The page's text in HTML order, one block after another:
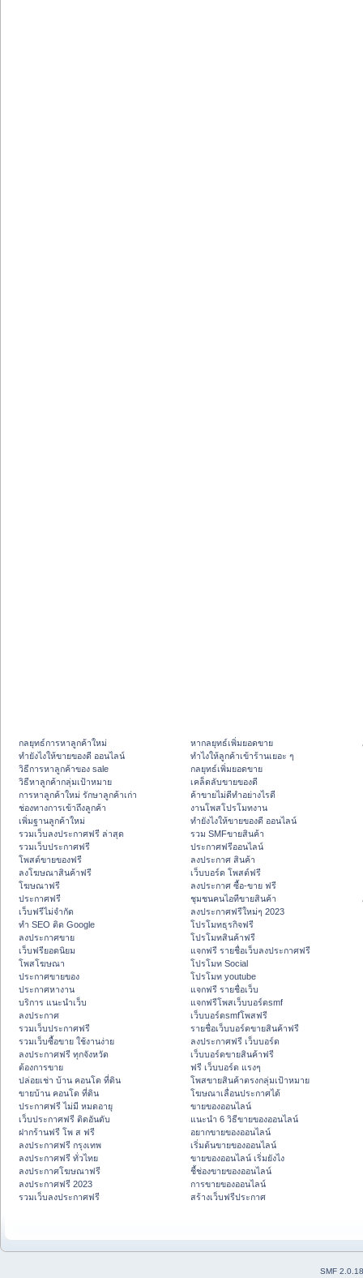
กลยุทธ์การหาลูกค้าใหม่
ทํายังไงให้ขายของดี ออนไลน์
วิธีการหาลูกค้าของ sale
วิธีหาลูกค้ากลุ่มเป้าหมาย
การหาลูกค้าใหม่ รักษาลูกค้าเก่า
ช่องทางการเข้าถึงลูกค้า
เพิ่มฐานลูกค้าใหม่
รวมเว็บลงประกาศฟรี ล่าสุด
รวมเว็บประกาศฟรี
โพสต์ขายของฟรี
ลงโฆษณาสินค้าฟรี
โฆษณาฟรี
ประกาศฟรี
เว็บฟรีไม่จำกัด
ทำ SEO ติด Google
ลงประกาศขาย
เว็บฟรียอดนิยม
โพสโฆษณา
ประกาศขายของ
ประกาศหางาน
บริการ แนะนำเว็บ
ลงประกาศ
รวมเว็บประกาศฟรี
รวมเว็บซื้อขาย ใช้งานง่าย
ลงประกาศฟรี ทุกจังหวัด
ต้องการขาย
ปล่อยเช่า บ้าน คอนโด ที่ดิน
ขายบ้าน คอนโด ที่ดิน
ประกาศฟรี ไม่มี หมดอายุ
เว็บประกาศฟรี ติดอันดับ
ฝากร้านฟรี โพ ส ฟรี
ลงประกาศฟรี กรุงเทพ
ลงประกาศฟรี ทั่วไทย
ลงประกาศโฆษณาฟรี
ลงประกาศฟรี 2023
รวมเว็บลงประกาศฟรี
หากลยุทธ์เพิ่มยอดขาย
ทําไงให้ลูกค้าเข้าร้านเยอะ ๆ
กลยุทธ์เพิ่มยอดขาย
เคล็ดลับขายของดี
ค้าขายไม่ดีทำอย่างไรดี
งานโพสโปรโมทงาน
ทํายังไงให้ขายของดี ออนไลน์
รวม SMFขายสินค้า
ประกาศฟรีออนไลน์
ลงประกาศ สินค้า
เว็บบอร์ด โพสต์ฟรี
ลงประกาศ ซื้อ-ขาย ฟรี
ชุมชนคนไอทีขายสินค้า
ลงประกาศฟรีใหม่ๆ 2023
โปรโมทธุรกิจฟรี
โปรโมทสินค้าฟรี
แจกฟรี รายชื่อเว็บลงประกาศฟรี
โปรโมท Social
โปรโมท youtube
แจกฟรี รายชื่อเว็บ
แจกฟรีโพสเว็บบอร์ดsmf
เว็บบอร์ดsmfโพสฟรี
รายชื่อเว็บบอร์ดขายสินค้าฟรี
ลงประกาศฟรี เว็บบอร์ด
เว็บบอร์ดขายสินค้าฟรี
ฟรี เว็บบอร์ด แรงๆ
โพสขายสินค้าตรงกลุ่มเป้าหมาย
โฆษณาเลื่อนประกาศได้
ขายของออนไลน์
แนะนำ 6 วิธีขายของออนไลน์
อยากขายของออนไลน์
เริ่มต้นขายของออนไลน์
ขายของออนไลน์ เริ่มยังไง
ชี้ช่องขายของออนไลน์
การขายของออนไลน์
สร้างเว็บฟรีประกาศ
SMF 2.0.18